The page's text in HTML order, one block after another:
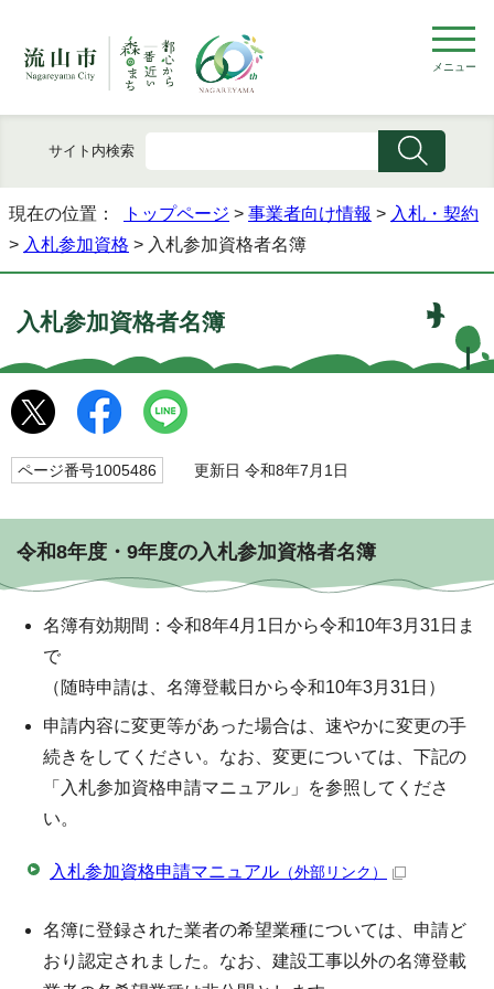
メニュー
サイト内検索
現在の位置： トップページ > 事業者向け情報 > 入札・契約
> 入札参加資格 > 入札参加資格者名簿
入札参加資格者名簿
ページ番号1005486 更新日 令和8年7月1日
令和8年度・9年度の入札参加資格者名簿
名簿有効期間：令和8年4月1日から令和10年3月31日ま
で
（随時申請は、名簿登載日から令和10年3月31日）
申請内容に変更等があった場合は、速やかに変更の手
続きをしてください。なお、変更については、下記の
「入札参加資格申請マニュアル」を参照してくださ
い。
入札参加資格申請マニュアル （外部リンク）
名簿に登録された業者の希望業種については、申請ど
おり認定されました。なお、建設工事以外の名簿登載